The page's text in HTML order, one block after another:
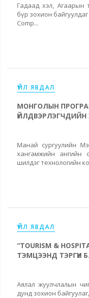
Гадаад хэл, Агаарын
бүр зохион
Comp...
ҮЙЛ ЯВДАЛ
МОНГОЛЫН
Манай сургуулийн
хангамжийн ангийн
шилдэг технологийн
ҮЙЛ ЯВДАЛ
“TOURISM &
ТЭМЦЭЭНД ТЭРГҮҮН
Аялал жуулчлалын
дунд зохион